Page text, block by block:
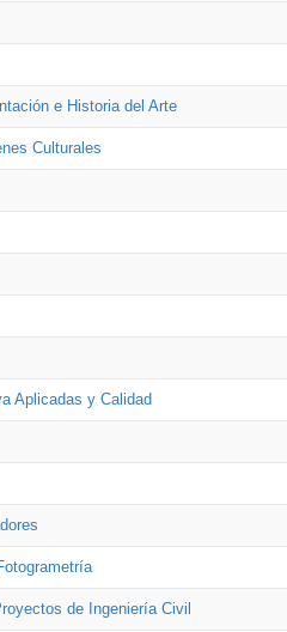
e Historia del Arte
Culturales
Aplicadas y Calidad
de Ingeniería Civil